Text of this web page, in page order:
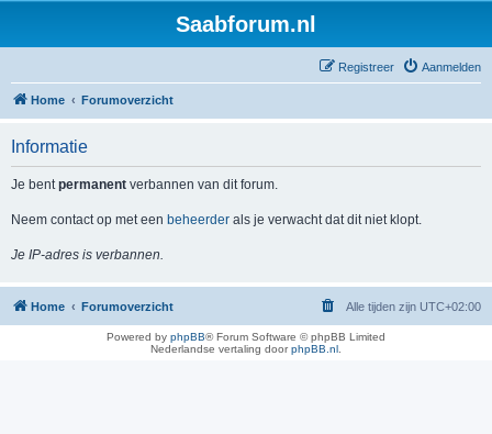
Saabforum.nl
Aanmelden
Registreer
Home Forumoverzicht
Informatie
Je bentpermanent verbannen van dit forum.
Neem contact op met een beheerder als je verwacht dat dit niet klopt.
Je IP-adres is verbannen.
Home Forumoverzicht Alle tijden zijn UTC+02:00
Powered by phpBB® Forum Software © phpBB Limited
Nederlandse vertaling doorphpBB.nl